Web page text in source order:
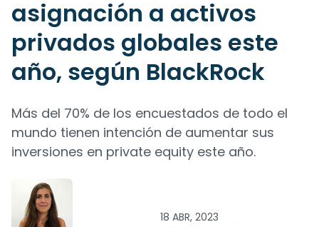
asignación a activos
privados globales este
año, según BlackRock
Más del 70% de los encuestados de todo el
mundo tienen intención de aumentar sus
inversiones en private equity este año.
18 ABR, 2023